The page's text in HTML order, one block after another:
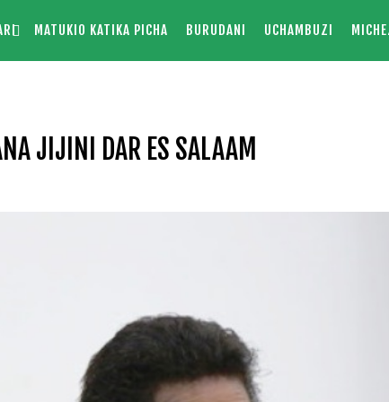
MATUKIO KATIKA PICHA BURUDANI UCHAMBUZI
JIJINI DAR ES SALAAM